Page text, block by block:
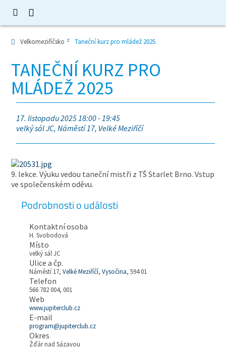
Velkomeziříčsko Taneční kurz pro mládež 2025
TANEČNÍ KURZ PRO
MLÁDEŽ 2025
17. listopadu 2025 18:00 - 19:45
velký sál JC, Náměstí 17, Velké Meziříčí
9. lekce. Výuku vedou taneční mistři z TŠ Starlet Brno. Vstup
ve společenském oděvu.
Podrobnosti o události
Kontaktní osoba
H. Svobodová
Místo
velký sál JC
Ulice a čp.
Náměstí 17,Velké Meziříčí,Vysočina, 594 01
Telefon
566 782 004, 001
Web
www.jupiterclub.cz
E-mail
program@jupiterclub.cz
Okres
Žďár nad Sázavou